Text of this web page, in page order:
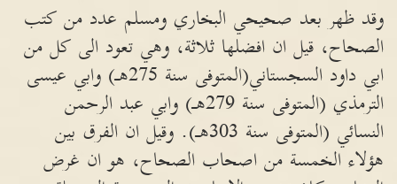
وقد ظهر بعد صحيحي البخاري ومسلم عدد من كتب
الصحاح، قيل ان افضلها ثلاثة، وهي تعود الى كل من
ابي داود السجستاني(المتوفى سنة 275هـ) وابي عيسى
الترمذي (المتوفى سنة 279هـ) وابي عبد الرحمن
النسائي (المتوفى سنة 303هـ). وقيل ان الفرق بين
هؤلاء الخمسة من اصحاب الصحاح، هو ان غرض